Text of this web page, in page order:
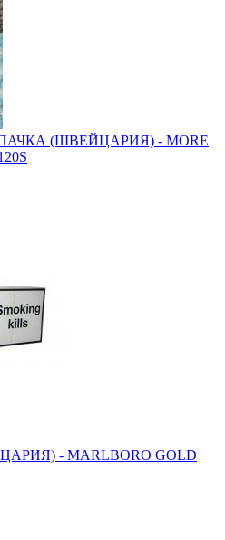
(ШВЕЙЦАРИЯ) - MORE
- MARLBORO GOLD